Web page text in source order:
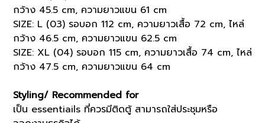
กว้าง 45.5 cm, ความยาวแขน 61 cm
SIZE: L (03) รอบอก 112 cm, ความยาวเสื้อ 72 cm, ไหล่
กว้าง 46.5 cm, ความยาวแขน 62.5 cm
SIZE: XL (04) รอบอก 115 cm, ความยาวเสื้อ 74 cm, ไหล่
กว้าง 47.5 cm, ความยาวแขน 64 cm
Styling/ Recommended for
เป็น essentiails ที่ควรมีติดตู้ สามารถใส่ประชุมหรือ